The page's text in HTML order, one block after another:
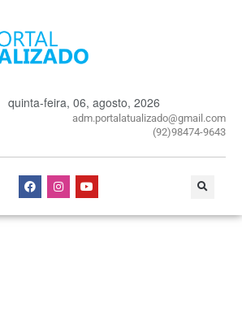
quinta-feira, 06, agosto, 2026
adm.portalatualizado@gmail.com
(92)98474-9643